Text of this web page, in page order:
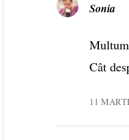
Sonia
Cât
11